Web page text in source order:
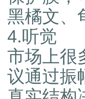
黑橘文、
4.听觉
市场上很
议通过振